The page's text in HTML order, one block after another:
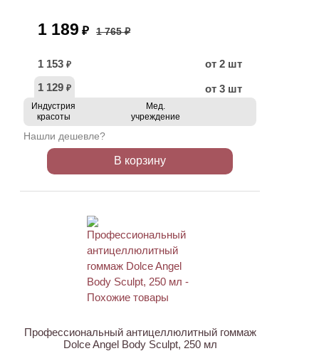
1 189 ₽ 1 765 ₽
1 153 ₽
от 2 шт
1 129 ₽ от 3 шт
Индустрия
красоты
Мед.
учреждение
Нашли дешевле?
В корзину
Профессиональный антицеллюлитный гоммаж
Dolce Angel Body Sculpt, 250 мл